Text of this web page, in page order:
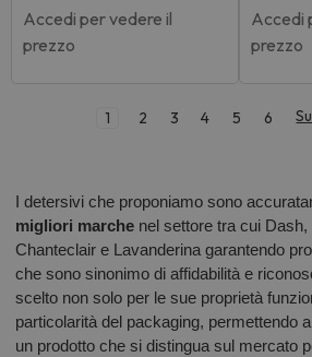
Accedi per vedere il
prezzo
Accedi
prezzo
1 2 3 4 5 6
I detersivi che proponiamo sono
migliori marche nel settore tra cui Dash,
Chanteclair e Lavanderina garantendo
che sono sinonimo di affidabilità e
scelto non solo per le sue proprietà
particolarità del packaging, permettendo
un prodotto che si distingua sul mercato